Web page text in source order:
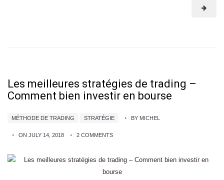
Les meilleures stratégies de trading –
Comment bien investir en bourse
MÉTHODE DE TRADING STRATÉGIE BY MICHEL
ON JULY 14, 2018 2 COMMENTS